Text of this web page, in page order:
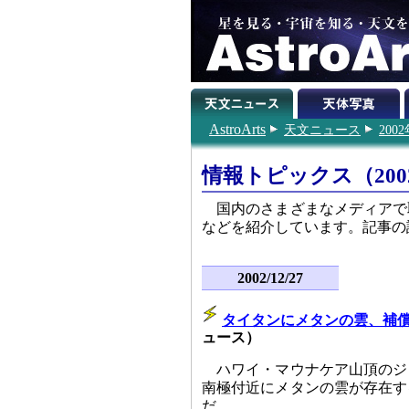
AstroArts 天文ニュース 2002
情報トピックス（
国内のさまざまなメディア
などを紹介しています。記事
2002/12/27
タイタンにメタンの雲、補
ュース）
ハワイ・マウナケア山頂の
南極付近にメタンの雲が存在
だ。